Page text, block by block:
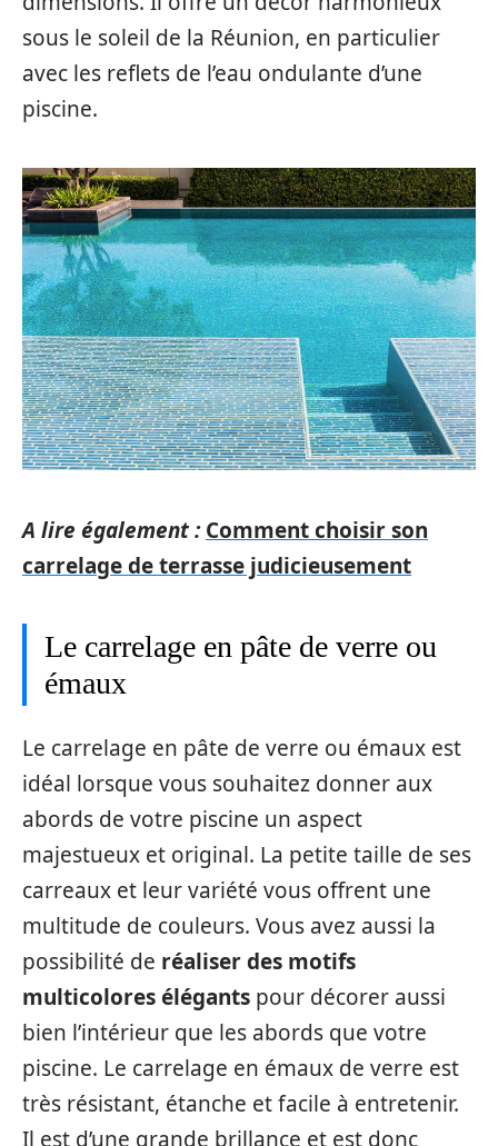
sous le soleil de la Réunion, en particulier
avec les reflets de l’eau ondulante d’une
piscine.
A lire également : Comment choisir son
carrelage de terrasse judicieusement
Le carrelage en pâte de verre ou
émaux
Le carrelage en pâte de verre ou émaux est
idéal lorsque vous souhaitez donner aux
abords de votre piscine un aspect
majestueux et original. La petite taille de ses
carreaux et leur variété vous offrent une
multitude de couleurs. Vous avez aussi la
possibilité de réaliser des motifs
multicolores élégants pour décorer aussi
bien l’intérieur que les abords que votre
piscine. Le carrelage en émaux de verre est
très résistant, étanche et facile à entretenir.
Il est d’une grande brillance et est donc